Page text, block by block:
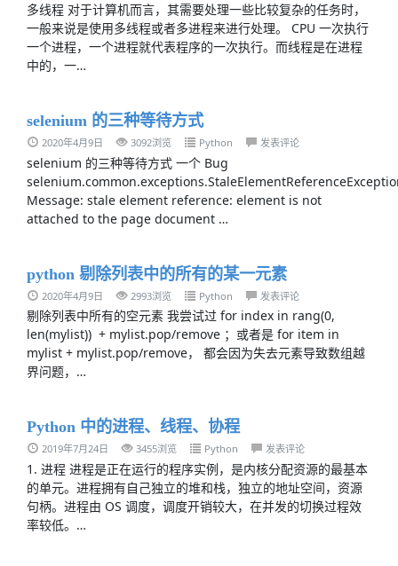
多线程 对于计算机而言，其需要处理一些比较复杂的任务时，
一般来说是使用多线程或者多进程来进行处理。 CPU 一次执行
一个进程，一个进程就代表程序的一次执行。而线程是在进程
中的，一…
selenium 的三种等待方式
2020年4月9日 3092浏览 Python 发表评论
selenium 的三种等待方式 一个 Bug
Message: stale element reference: element is not
attached to the page document …
python 剔除列表中的所有的某一元素
2020年4月9日 2993浏览 Python 发表评论
剔除列表中所有的空元素 我尝试过 for index in rang(0,
len(mylist)) + mylist.pop/remove ；或者是 for item in
mylist + mylist.pop/remove， 都会因为失去元素导致数组越
界问题，…
Python 中的进程、线程、协程
2019年7月24日 3455浏览 Python 发表评论
1. 进程 进程是正在运行的程序实例，是内核分配资源的最基本
的单元。进程拥有自己独立的堆和栈，独立的地址空间，资源
句柄。进程由 OS 调度，调度开销较大，在并发的切换过程效
率较低。…